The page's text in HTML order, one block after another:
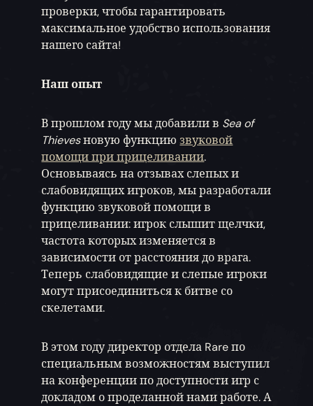
проверки, чтобы гарантировать
максимальное удобство использования
нашего сайта!
Наш опыт
В прошлом году мы добавили в Sea of
Thievesновую функциюзвуковой
помощи при прицеливании.
Основываясь на отзывах слепых и
слабовидящих игроков, мы разработали
функцию звуковой помощи в
прицеливании: игрок слышит щелчки,
частота которых изменяется в
зависимости от расстояния до врага.
Теперь слабовидящие и слепые игроки
могут присоединиться к битве со
скелетами.
В этом году директор отдела Rare по
специальным возможностям выступил
на конференции по доступности игр с
докладом о проделанной нами работе. А